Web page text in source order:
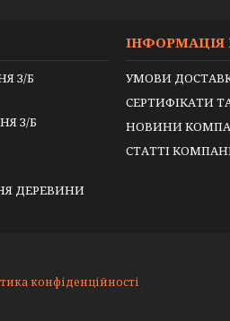
З/Б
З/Б
ДЕРЕВИНИ
УМОВИ
СЕРТИФІКАТИ
НОВИНИ
СТАТТІ
конфіденційності